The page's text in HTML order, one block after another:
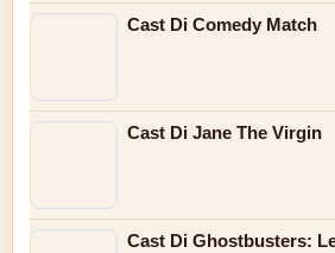
Cast Di Comedy Match
Cast Di Jane The Virgin
Cast Di Ghostbusters: